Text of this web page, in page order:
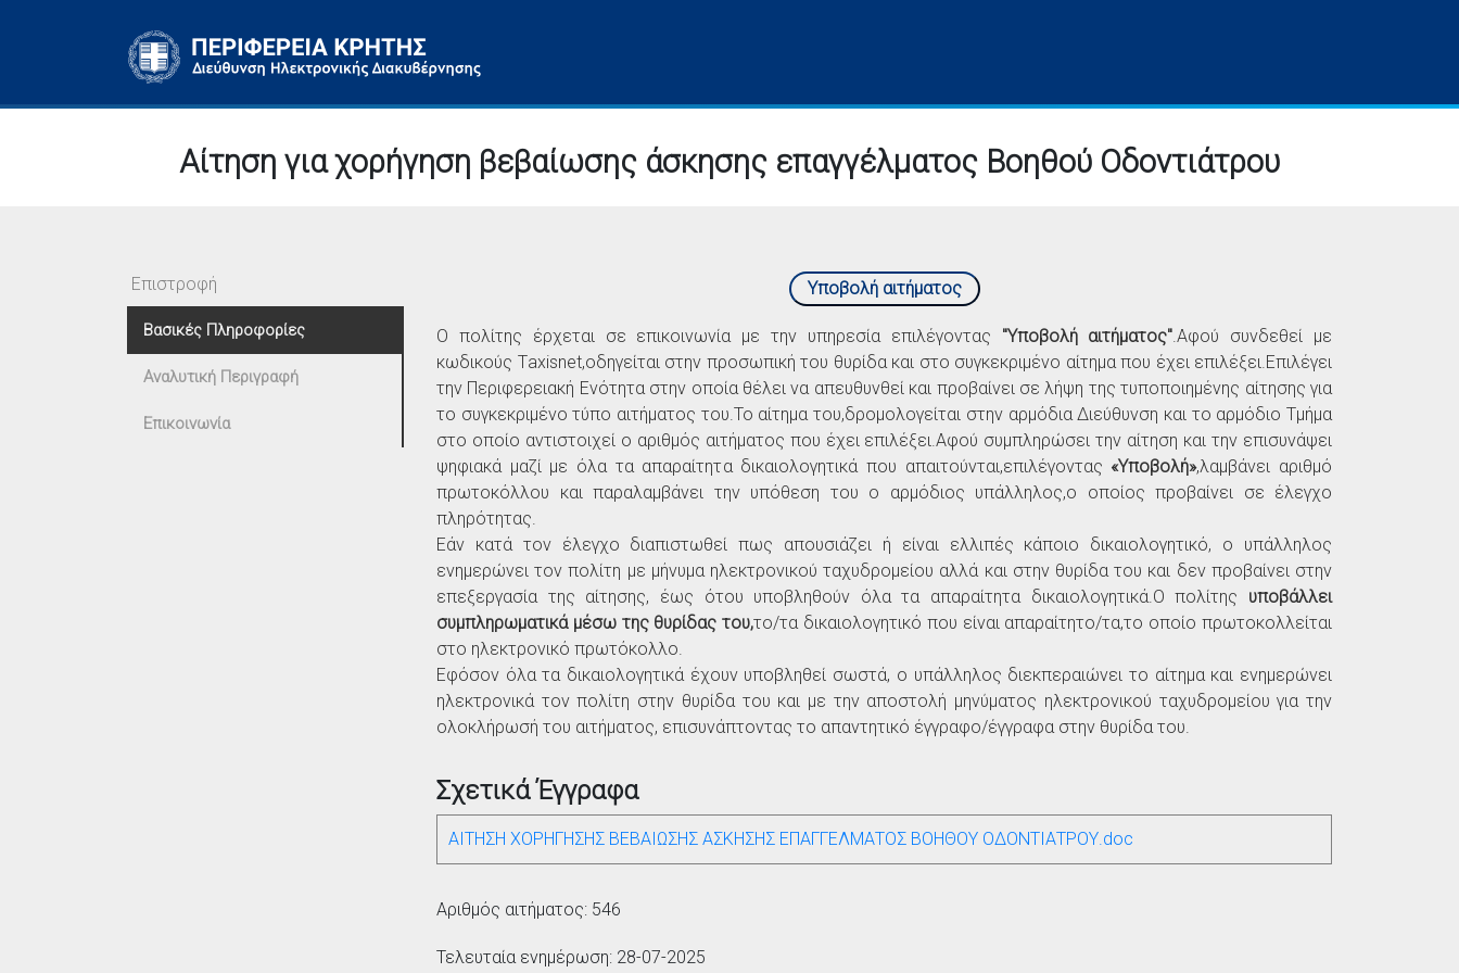
Αίτηση για χορήγηση βεβαίωσης άσκησης επαγγέλματος Βοηθού Οδοντιάτρου
Επιστροφή
Βασικές Πληροφορίες
Αναλυτική Περιγραφή
Επικοινωνία
Υποβολή αιτήματος
O πολίτης έρχεται σε επικοινωνία με την υπηρεσία επιλέγοντας "Υποβολή αιτήματος".Αφού συνδεθεί με
κωδικούς Τaxisnet,οδηγείται στην προσωπική του θυρίδα και στο συγκεκριμένο αίτημα που έχει επιλέξει.Επιλέγει
την Περιφερειακή Ενότητα στην οποία θέλει να απευθυνθεί και προβαίνει σε λήψη της τυποποιημένης αίτησης για
το συγκεκριμένο τύπο αιτήματος του.Το αίτημα του,δρομολογείται στην αρμόδια Διεύθυνση και το αρμόδιο Τμήμα
στο οποίο αντιστοιχεί ο αριθμός αιτήματος που έχει επιλέξει.Αφού συμπληρώσει την αίτηση και την επισυνάψει
ψηφιακά μαζί με όλα τα απαραίτητα δικαιολογητικά που απαιτούνται,επιλέγοντας «Υποβολή»,λαμβάνει αριθμό
πρωτοκόλλου και παραλαμβάνει την υπόθεση του ο αρμόδιος υπάλληλος,ο οποίος προβαίνει σε έλεγχο
πληρότητας.
Εάν κατά τον έλεγχο διαπιστωθεί πως απουσιάζει ή είναι ελλιπές κάποιο δικαιολογητικό, ο υπάλληλος
ενημερώνει τον πολίτη με μήνυμα ηλεκτρονικού ταχυδρομείου αλλά και στην θυρίδα του και δεν προβαίνει στην
επεξεργασία της αίτησης, έως ότου υποβληθούν όλα τα απαραίτητα δικαιολογητικά.Ο πολίτης υποβάλλει
συμπληρωματικά μέσω της θυρίδας του,το/τα δικαιολογητικό που είναι απαραίτητο/τα,το οποίο πρωτοκολλείται
στο ηλεκτρονικό πρωτόκολλο.
Εφόσον όλα τα δικαιολογητικά έχουν υποβληθεί σωστά, ο υπάλληλος διεκπεραιώνει το αίτημα και ενημερώνει
ηλεκτρονικά τον πολίτη στην θυρίδα του και με την αποστολή μηνύματος ηλεκτρονικού ταχυδρομείου για την
ολοκλήρωσή του αιτήματος, επισυνάπτοντας το απαντητικό έγγραφο/έγγραφα στην θυρίδα του.
Σχετικά Έγγραφα
ΑΙΤΗΣΗ ΧΟΡΗΓΗΣΗΣ ΒΕΒΑΙΩΣΗΣ ΑΣΚΗΣΗΣ ΕΠΑΓΓΕΛΜΑΤΟΣ ΒΟΗΘΟΥ ΟΔΟΝΤΙΑΤΡΟΥ.doc
Αριθμός αιτήματος: 546
Τελευταία ενημέρωση: 28-07-2025